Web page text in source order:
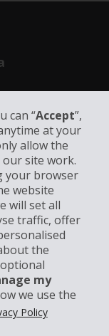
can “Accept”,
at your
allow the
site work.
your browser
website
will set all
traffic, offer
the
my
we use the
Policy